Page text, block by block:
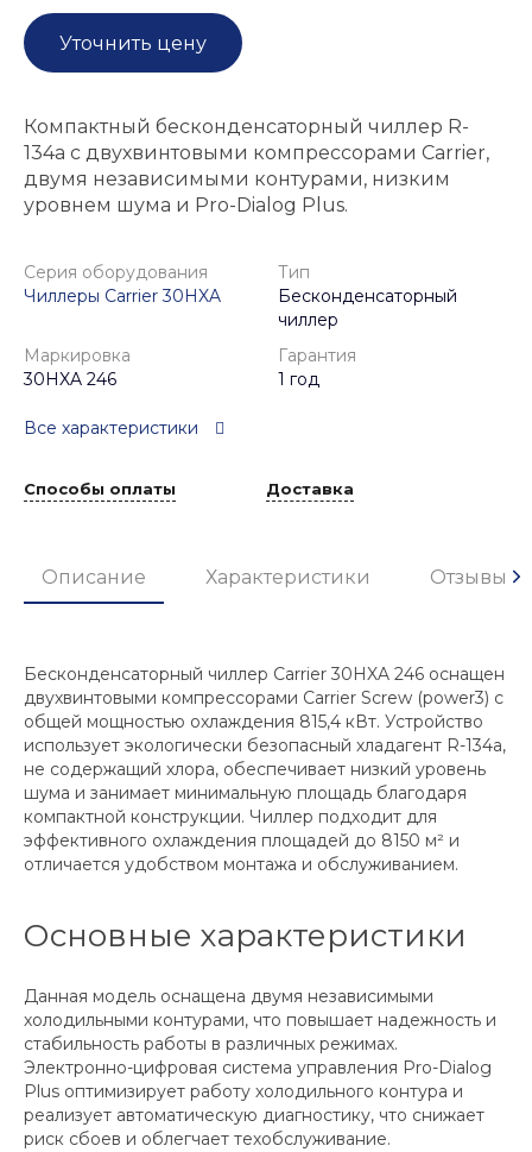
Уточнить цену
Компактный бесконденсаторный чиллер R-
134a с двухвинтовыми компрессорами Carrier,
двумя независимыми контурами, низким
уровнем шума и Pro-Dialog Plus.
Серия оборудования
Чиллеры Carrier 30HXA
Тип
Бесконденсаторный
чиллер
Маркировка
30HXA 246
Гарантия
1 год
Все характеристики
Способы оплаты Доставка
Описание Характеристики Отзывы
Бесконденсаторный чиллер Carrier 30HXA 246 оснащен
двухвинтовыми компрессорами Carrier Screw (power3) с
общей мощностью охлаждения 815,4 кВт. Устройство
использует экологически безопасный хладагент R-134a,
не содержащий хлора, обеспечивает низкий уровень
шума и занимает минимальную площадь благодаря
компактной конструкции. Чиллер подходит для
эффективного охлаждения площадей до 8150 м² и
отличается удобством монтажа и обслуживанием.
Основные характеристики
Данная модель оснащена двумя независимыми
холодильными контурами, что повышает надежность и
стабильность работы в различных режимах.
Электронно-цифровая система управления Pro-Dialog
Plus оптимизирует работу холодильного контура и
реализует автоматическую диагностику, что снижает
риск сбоев и облегчает техобслуживание.